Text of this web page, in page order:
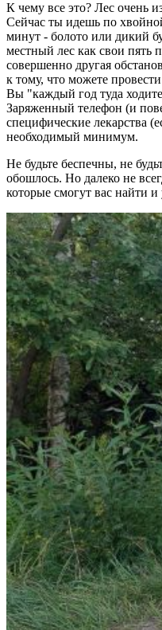
К чему все это? Лес очень
Сейчас ты идешь по
минут - болото или дикий
местный лес как свои пять
совершенно другая
к тому, что можете
Вы "каждый год туда
Заряженный телефон (и
специфические лекарства
необходимый минимум.
Не будьте беспечны, не
обошлось. Но далеко не
которые смогут вас найти